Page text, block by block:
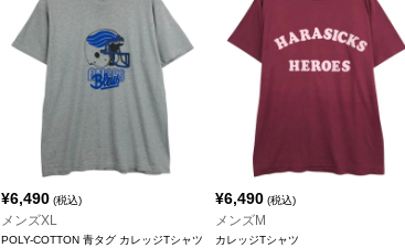
¥6,490 (税込)
メンズXL
POLY-COTTON 青タグ カレッジTシャツ
¥6,490 (税込)
メンズM
カレッジTシャツ